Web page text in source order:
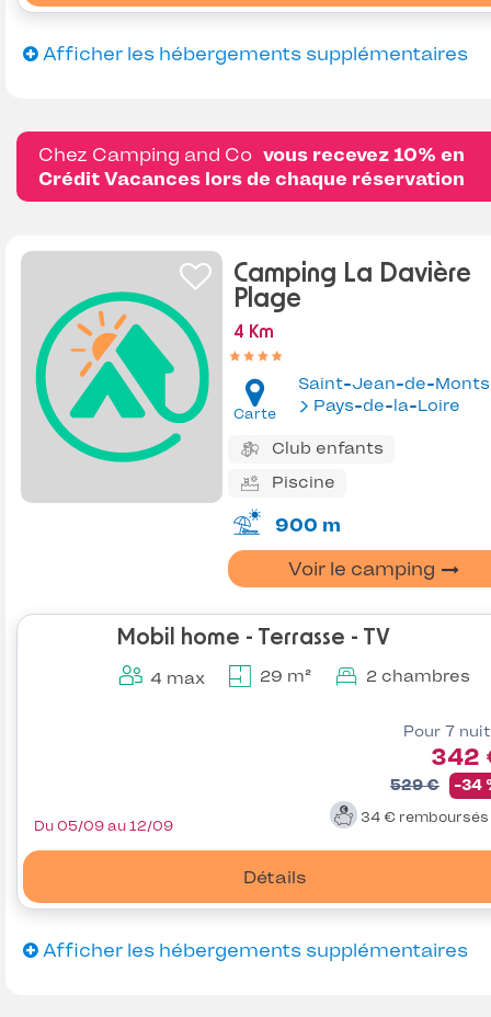
Afficher les hébergements supplémentaires
Chez Camping and Co vous recevez 10% en
Crédit Vacances lors de chaque réservation
Camping La Davière
Plage
4 Km
Carte
Saint-Jean-de-Monts
Pays-de-la-Loire
Club enfants
Piscine
900 m
Voir le camping
Mobil home - Terrasse - TV
4 max 29 m² 2 chambres
Pour 7
342
529 € -34
34 € remboursés
Détails
Du 05/09 au 12/09
Afficher les hébergements supplémentaires